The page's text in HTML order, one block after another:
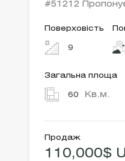
#51212
Поверховість
9
Загальна площа
60 Кв.м.
Продаж
110,000$